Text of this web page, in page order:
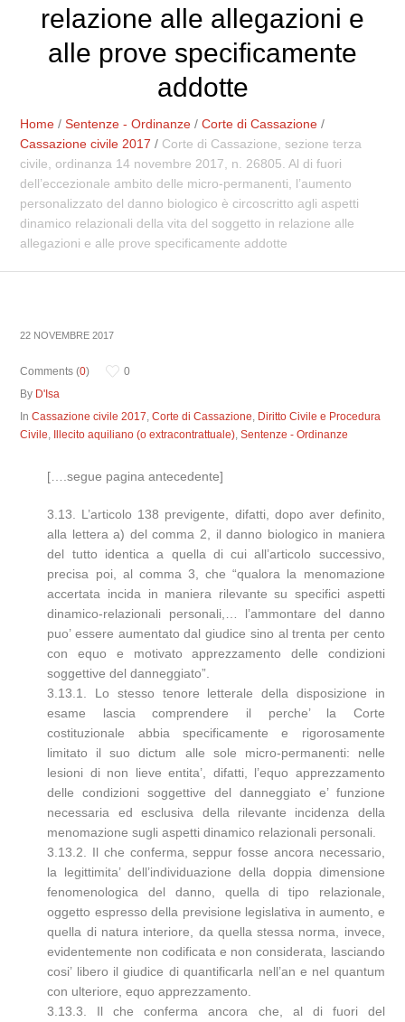
relazione alle allegazioni e
alle prove specificamente
addotte
Home /Sentenze - Ordinanze /Corte di Cassazione /
Cassazione civile 2017 / Corte di Cassazione, sezione terza
civile, ordinanza 14 novembre 2017, n. 26805. Al di fuori
dell’eccezionale ambito delle micro-permanenti, l’aumento
personalizzato del danno biologico è circoscritto agli aspetti
dinamico relazionali della vita del soggetto in relazione alle
allegazioni e alle prove specificamente addotte
22 NOVEMBRE 2017
Comments (0)
0
By D'Isa
InCassazione civile 2017,Corte di Cassazione, Diritto Civile e Procedura
Civile, Illecito aquiliano (o extracontrattuale),Sentenze - Ordinanze
[….segue pagina antecedente]
3.13. L’articolo 138 previgente, difatti, dopo aver definito,
alla lettera a) del comma 2, il danno biologico in maniera
del tutto identica a quella di cui all’articolo successivo,
precisa poi, al comma 3, che “qualora la menomazione
accertata incida in maniera rilevante su specifici aspetti
dinamico-relazionali personali,… l’ammontare del danno
puo’ essere aumentato dal giudice sino al trenta per cento
con equo e motivato apprezzamento delle condizioni
soggettive del danneggiato”.
3.13.1. Lo stesso tenore letterale della disposizione in
esame lascia comprendere il perche’ la Corte
costituzionale abbia specificamente e rigorosamente
limitato il suo dictum alle sole micro-permanenti: nelle
lesioni di non lieve entita’, difatti, l’equo apprezzamento
delle condizioni soggettive del danneggiato e’ funzione
necessaria ed esclusiva della rilevante incidenza della
menomazione sugli aspetti dinamico relazionali personali.
3.13.2. Il che conferma, seppur fosse ancora necessario,
la legittimita’ dell’individuazione della doppia dimensione
fenomenologica del danno, quella di tipo relazionale,
oggetto espresso della previsione legislativa in aumento, e
quella di natura interiore, da quella stessa norma, invece,
evidentemente non codificata e non considerata, lasciando
cosi’ libero il giudice di quantificarla nell’an e nel quantum
con ulteriore, equo apprezzamento.
3.13.3. Il che conferma ancora che, al di fuori del